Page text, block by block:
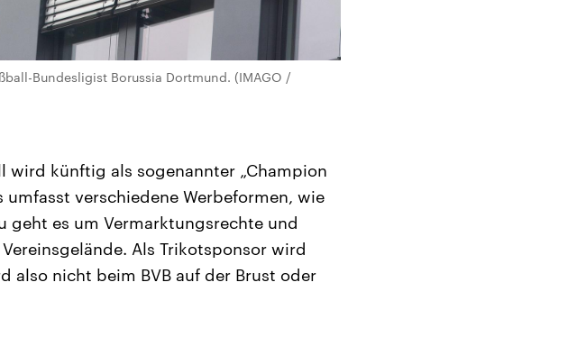
Bundesligist Borussia Dortmund. (IMAGO /
wird künftig als sogenannter „Champion
verschiedene Werbeformen, wie
geht es um Vermarktungsrechte und
Als Trikotsponsor wird
also nicht beim BVB auf der Brust oder